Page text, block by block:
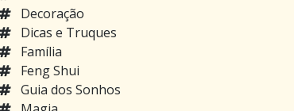
Decoração
Dicas e Truques
Família
Feng Shui
Guia dos Sonhos